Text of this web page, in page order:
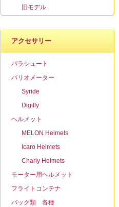
旧モデル
アクセサリー
パラシュート
バリオメーター
Syride
Digifly
ヘルメット
MELON Helmets
Icaro Helmets
Charly Helmets
モーター用ヘルメット
フライトコンテナ
バッグ類 各種